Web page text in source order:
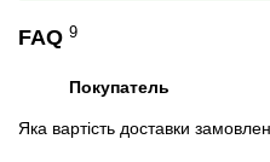
FAQ 9
Покупатель
Яка вартість доставки